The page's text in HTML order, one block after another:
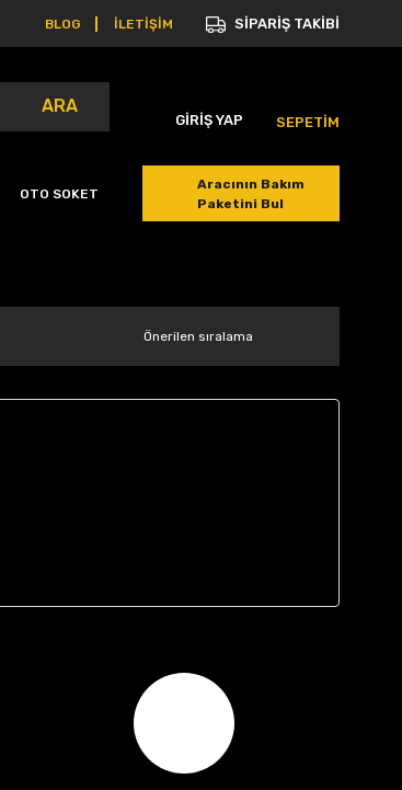
BLOG İLETİŞİM SİPARİŞ TAKİBİ
ARA
GİRİŞ YAP SEPETİM
OTO SOKET
Aracının Bakım
Paketini Bul